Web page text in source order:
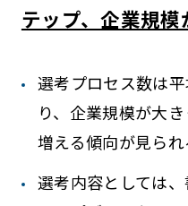
テップ、企業規
選考プロセス数は
り、企業規模が大
増える傾向が見られ
選考内容としては